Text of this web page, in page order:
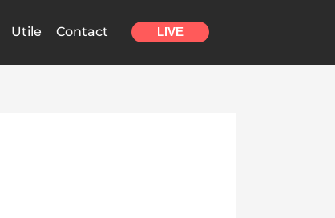
Utile Contact LIVE